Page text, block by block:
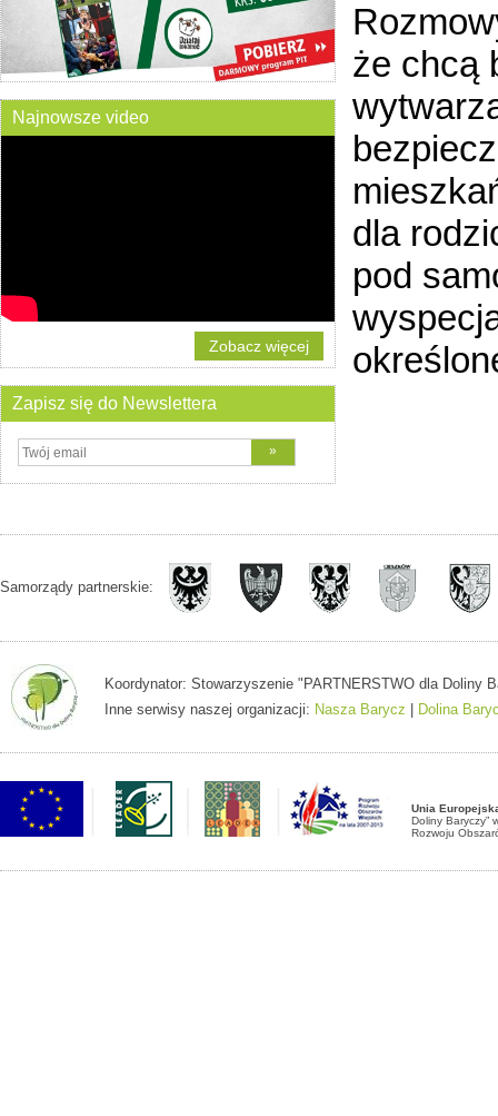
Najnowsze video
Zobacz więcej
Zapisz się do Newslettera
że chcą
dla
pod
Samorządy partnerskie:
Koordynator: Stowarzyszenie "PARTNERSTWO dla
Inne serwisy naszej organizacji: Nasza Barycz Dolina
Unia
Doliny Baryczy”
Rozwoju